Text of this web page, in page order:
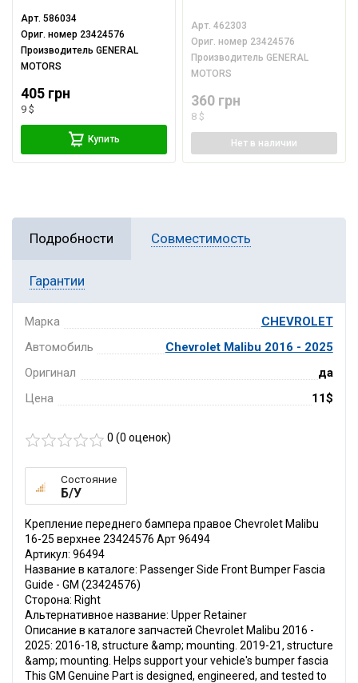
Арт.586034
Ориг. номер 23424576
ПроизводительGENERAL
MOTORS
405 грн
9 $
Купить
Арт.462303
Ориг. номер 23424576
Производитель GENERAL
MOTORS
360 грн
8 $
Нет в наличии
Подробности Совместимость
Гарантии
Марка
CHEVROLET
Автомобиль
Chevrolet Malibu 2016 - 2025
Оригинал
да
Цена
11$
0 (0 оценок)
Состояние
Б/У
Крепление переднего бампера правое Chevrolet Malibu
16-25 верхнее 23424576 Арт 96494
Артикул: 96494
Название в каталоге: Passenger Side Front Bumper Fascia
Guide - GM (23424576)
Сторона: Right
Альтернативное название: Upper Retainer
Описание в каталоге запчастей Chevrolet Malibu 2016 -
2025: 2016-18, structure &amp; mounting. 2019-21, structure
&amp; mounting. Helps support your vehicle's bumper fascia
This GM Genuine Part is designed, engineered, and tested to